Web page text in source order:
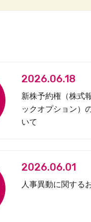
2026.06.18
新株予約権（株式
ックオプション）
いて
2026.06.01
人事異動に関する